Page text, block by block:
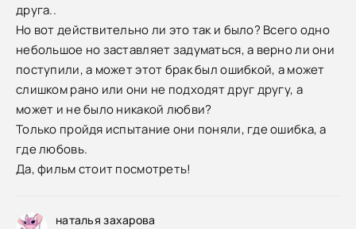
друга..
Но вот действительно ли это так и было? Всего одно
небольшое но заставляет задуматься, а верно ли они
поступили, а может этот брак был ошибкой, а может
слишком рано или они не подходят друг другу, а
может и не было никакой любви?
Только пройдя испытание они поняли, где ошибка, а
где любовь.
Да, фильм стоит посмотреть!
наталья захарова